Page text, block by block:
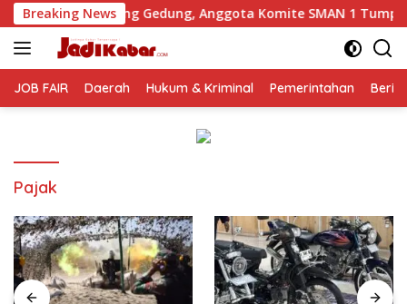
Langsung
ke
konten
Breaking News
Anggota Komite SMAN 1 Tumpang ,Ketua DPD IWOI
JOB FAIR Daerah Hukum & Kriminal Pemerintahan
Pajak